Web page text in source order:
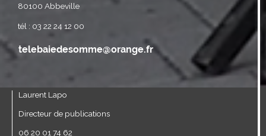
80100 Abbeville
tél : 03 22 24 12 00
Laurent Lapo
Directeur de publications
06 20 01 74 62